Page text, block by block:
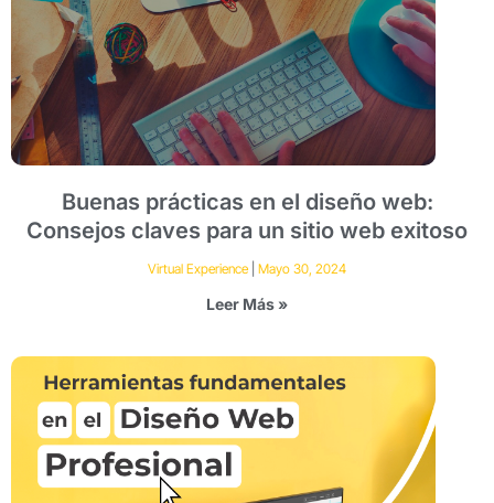
Buenas prácticas en el diseño web:
Consejos claves para un sitio web exitoso
Virtual Experience Mayo 30, 2024
Leer Más »